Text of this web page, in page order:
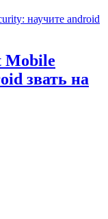
Mobile
звать на